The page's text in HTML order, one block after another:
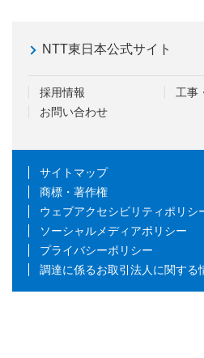
NTT東日本公式サイト
採用情報
工事
お問い合わせ
サイトマップ
商標・著作権
ウェブアクセシビリティポリシ
ソーシャルメディアポリシー
プライバシーポリシー
調達に係るお取引法人に関する